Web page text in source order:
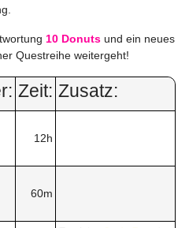
10 Donuts und ein neues
Questreihe weitergeht!
Zeit: Zusatz:
12h
60m